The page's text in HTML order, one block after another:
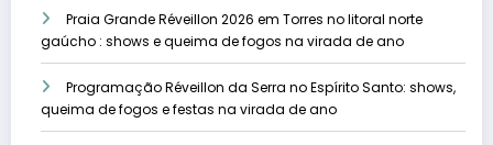
Praia Grande Réveillon 2026 em Torres no litoral norte
gaúcho : shows e queima de fogos na virada de ano
Programação Réveillon da Serra no Espírito Santo: shows,
queima de fogos e festas na virada de ano